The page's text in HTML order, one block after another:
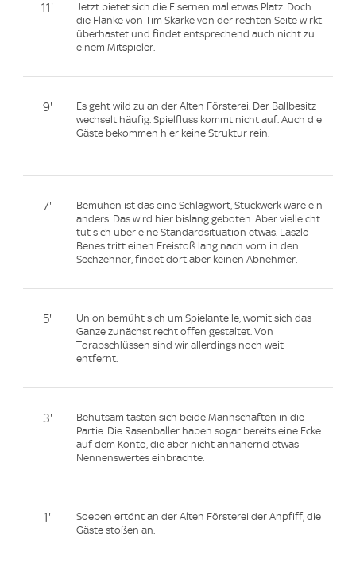
11'
Jetzt bietet sich die Eisernen mal etwas Platz. Doch
die Flanke von Tim Skarke von der rechten Seite wirkt
überhastet und findet entsprechend auch nicht zu
einem Mitspieler.
9'
Es geht wild zu an der Alten Försterei. Der Ballbesitz
wechselt häufig. Spielfluss kommt nicht auf. Auch die
Gäste bekommen hier keine Struktur rein.
7'
Bemühen ist das eine Schlagwort, Stückwerk wäre ein
anders. Das wird hier bislang geboten. Aber vielleicht
tut sich über eine Standardsituation etwas. Laszlo
Benes tritt einen Freistoß lang nach vorn in den
Sechzehner, findet dort aber keinen Abnehmer.
5'
Union bemüht sich um Spielanteile, womit sich das
Ganze zunächst recht offen gestaltet. Von
Torabschlüssen sind wir allerdings noch weit
entfernt.
3'
Behutsam tasten sich beide Mannschaften in die
Partie. Die Rasenballer haben sogar bereits eine Ecke
auf dem Konto, die aber nicht annähernd etwas
Nennenswertes einbrachte.
1'
Soeben ertönt an der Alten Försterei der Anpfiff, die
Gäste stoßen an.